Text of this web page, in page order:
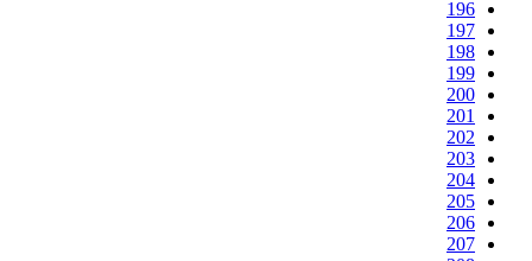
196
197
198
199
200
201
202
203
204
205
206
207